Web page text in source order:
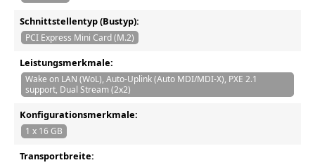
Schnittstellentyp (Bustyp):
PCI Express Mini Card (M.2)
Leistungsmerkmale:
Wake on LAN (WoL), Auto-Uplink (Auto MDI/MDI-X), PXE 2.1
support, Dual Stream (2x2)
Konfigurationsmerkmale:
1 x 16 GB
Transportbreite: